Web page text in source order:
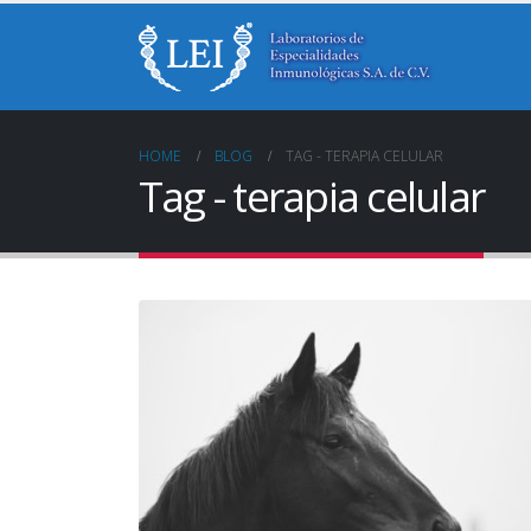
HOME BLOG TAG - TERAPIA CELULAR
Tag - terapia celular